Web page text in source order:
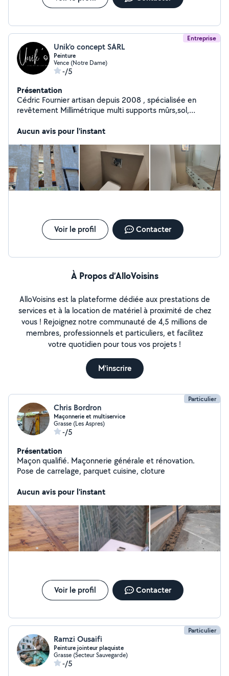
Entreprise
Unik'o concept SARL
Peinture
Vence (Notre Dame)
-/5
Présentation
Cédric Fournier artisan depuis 2008 , spécialisée en
revêtement Millimétrique multi supports mûrs,sol,
concept,toile tendu swaldeco, coverstyle, flexi pierre,
STUCCO,enduit imitation faut Rocher
Aucun avis pour l'instant
Voir le profil Contacter
À Propos d’AlloVoisins
AlloVoisins est la plateforme dédiée aux prestations de
services et à la location de matériel à proximité de chez
vous ! Rejoignez notre communauté de 4,5 millions de
membres, professionnels et particuliers, et facilitez
votre quotidien pour tous vos projets !
M'inscrire
Particulier
Chris Bordron
Maçonnerie et multiservice
Grasse (Les Aspres)
-/5
Présentation
Maçon qualifié. Maçonnerie générale et rénovation.
Pose de carrelage, parquet cuisine, cloture
Aucun avis pour l'instant
Voir le profil Contacter
Particulier
Ramzi Ousaifi
Peinture jointeur plaquiste
Grasse (Secteur Sauvegarde)
-/5